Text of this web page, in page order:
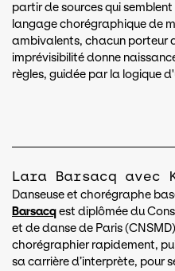
partir de sources qui
langage chorégraphique de
ambivalents, chacun porteur
imprévisibilité donne
règles, guidée par la logique
Lara Barsacq avec
Danseuse et chorégraphe
Barsacqest diplômée du
et de danse de Paris
chorégraphier rapidement,
sa carrière d’interprète, pour